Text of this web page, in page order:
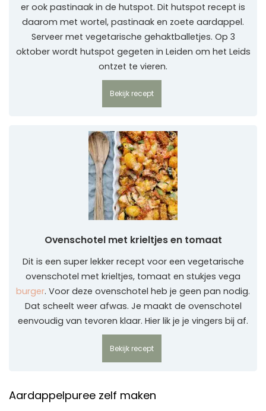
er ook pastinaak in de hutspot. Dit hutspot recept is
daarom met wortel, pastinaak en zoete aardappel.
Serveer met vegetarische gehaktballetjes. Op 3
oktober wordt hutspot gegeten in Leiden om het Leids
ontzet te vieren.
Bekijk recept
Ovenschotel met krieltjes en tomaat
Dit is een super lekker recept voor een vegetarische
ovenschotel met krieltjes, tomaat en stukjes vega
burger. Voor deze ovenschotel heb je geen pan nodig.
Dat scheelt weer afwas. Je maakt de ovenschotel
eenvoudig van tevoren klaar. Hier lik je je vingers bij af.
Bekijk recept
Aardappelpuree zelf maken